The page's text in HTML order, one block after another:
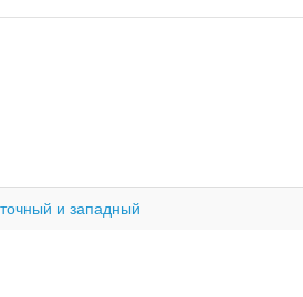
и западный